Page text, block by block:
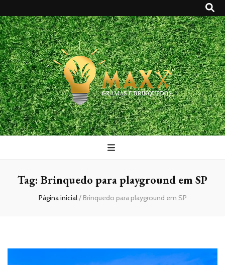
Maxx Gramas
Blog
Tag: Brinquedo para playground em SP
Página inicial/ Brinquedo para playground em SP